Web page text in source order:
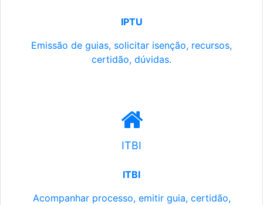
IPTU
Emissão de guias, solicitar isenção, recursos,
certidão, dúvidas.
ITBI
ITBI
Acompanhar processo, emitir guia, certidão,